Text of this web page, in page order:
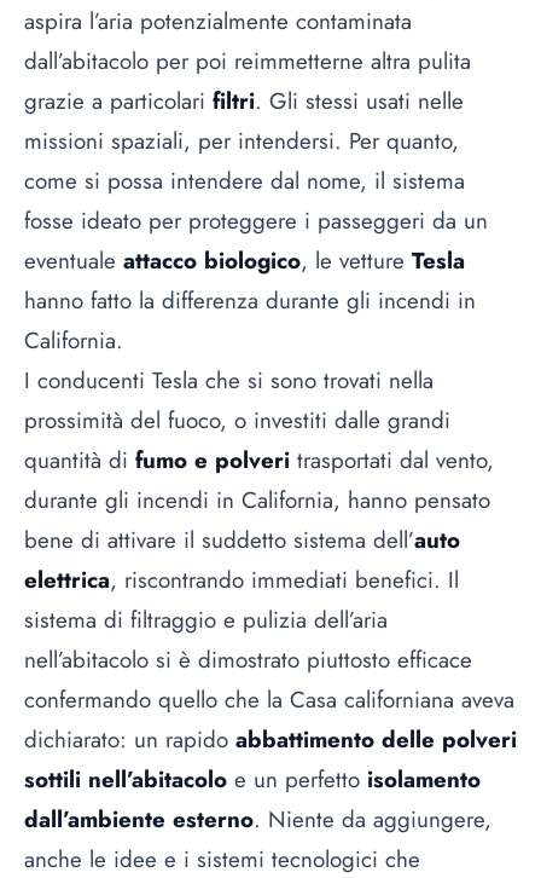
aspira l’aria potenzialmente contaminata
dall’abitacolo per poi reimmetterne altra pulita
grazie a particolari filtri. Gli stessi usati nelle
missioni spaziali, per intendersi. Per quanto,
come si possa intendere dal nome, il sistema
fosse ideato per proteggere i passeggeri da un
eventuale attacco biologico, le vetture Tesla
hanno fatto la differenza durante gli incendi in
California.
I conducenti Tesla che si sono trovati nella
prossimità del fuoco, o investiti dalle grandi
quantità di fumo e polveri trasportati dal vento,
durante gli incendi in California, hanno pensato
bene di attivare il suddetto sistema dell’auto
elettrica, riscontrando immediati benefici. Il
sistema di filtraggio e pulizia dell’aria
nell’abitacolo si è dimostrato piuttosto efficace
confermando quello che la Casa californiana aveva
dichiarato: un rapido abbattimento delle polveri
sottili nell’abitacolo e un perfetto isolamento
dall’ambiente esterno. Niente da aggiungere,
anche le idee e i sistemi tecnologici che